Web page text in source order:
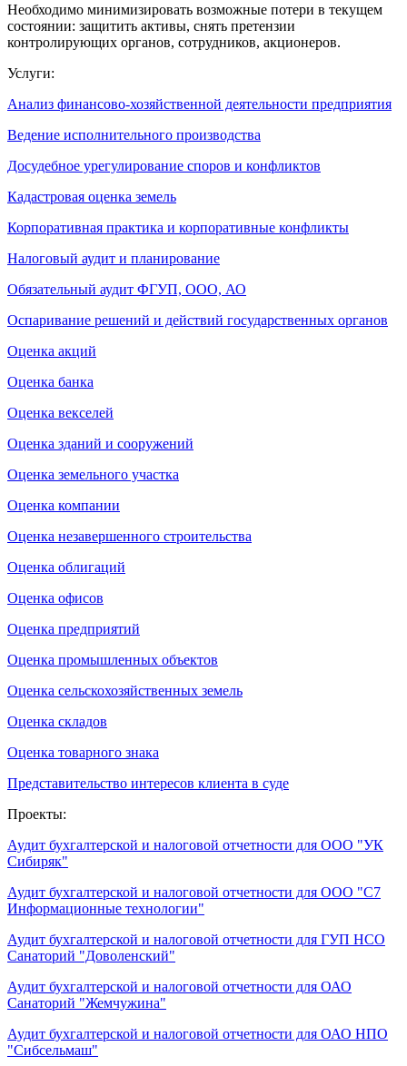
Необходимо минимизировать возможные потери в текущем
состоянии: защитить активы, снять претензии
контролирующих органов, сотрудников, акционеров.
Услуги:
Анализ финансово-хозяйственной деятельности предприятия
Ведение исполнительного производства
Досудебное урегулирование споров и конфликтов
Кадастровая оценка земель
Корпоративная практика и корпоративные конфликты
Налоговый аудит и планирование
Обязательный аудит ФГУП, ООО, АО
Оспаривание решений и действий государственных органов
Оценка акций
Оценка банка
Оценка векселей
Оценка зданий и сооружений
Оценка земельного участка
Оценка компании
Оценка незавершенного строительства
Оценка облигаций
Оценка офисов
Оценка предприятий
Оценка промышленных объектов
Оценка сельскохозяйственных земель
Оценка складов
Оценка товарного знака
Представительство интересов клиента в суде
Проекты:
Аудит бухгалтерской и налоговой отчетности для ООО "УК
Сибиряк"
Аудит бухгалтерской и налоговой отчетности для ООО "С7
Информационные технологии"
Аудит бухгалтерской и налоговой отчетности для ГУП НСО
Санаторий "Доволенский"
Аудит бухгалтерской и налоговой отчетности для ОАО
Санаторий "Жемчужина"
Аудит бухгалтерской и налоговой отчетности для ОАО НПО
"Сибсельмаш"